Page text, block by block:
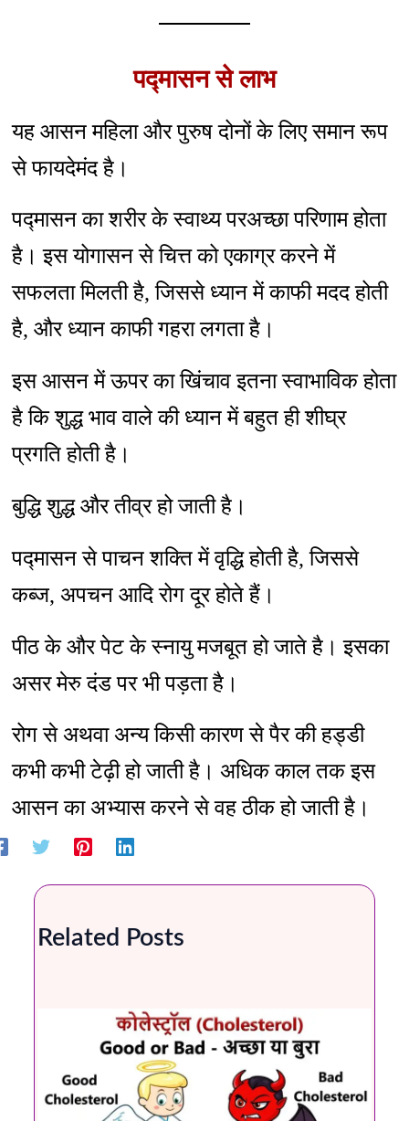
पद्मासन से लाभ
यह आसन महिला और पुरुष दोनों के लिए समान रूप
से फायदेमंद है।
पद्मासन का शरीर के स्वाथ्य परअच्छा परिणाम होता
है। इस योगासन से चित्त को एकाग्र करने में
सफलता मिलती है, जिससे ध्यान में काफी मदद होती
है, और ध्यान काफी गहरा लगता है।
इस आसन में ऊपर का खिंचाव इतना स्वाभाविक होता
है कि शुद्ध भाव वाले की ध्यान में बहुत ही शीघ्र
प्रगति होती है।
बुद्धि शुद्ध और तीव्र हो जाती है।
पद्मासन से पाचन शक्ति में वृद्धि होती है, जिससे
कब्ज, अपचन आदि रोग दूर होते हैं।
पीठ के और पेट के स्नायु मजबूत हो जाते है। इसका
असर मेरु दंड पर भी पड़ता है।
रोग से अथवा अन्य किसी कारण से पैर की हड्डी
कभी कभी टेढ़ी हो जाती है। अधिक काल तक इस
आसन का अभ्यास करने से वह ठीक हो जाती है।
Related Posts